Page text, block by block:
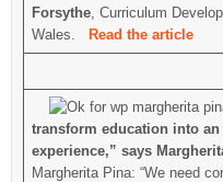
Forsythe, Curriculum
Wales.
Read the article
transform education into
experience,” says
Margherita Pina: “We need